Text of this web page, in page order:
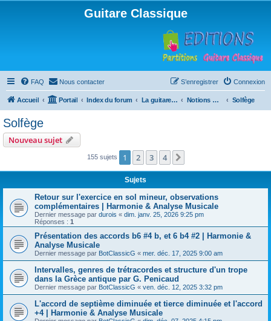
Guitare Classique
FAQ Nous contacter Connexion
S’enregistrer
Accueil Portail Index du forum La guitare : instrument, cours et théorie Notions musicales Solfège
Solfège
Nouveau sujet
155 sujets 1 2 3 4
Sujets
Retour sur l'exercice en sol mineur, observations
complémentaires | Harmonie & Analyse Musicale
Dernier message par durois « dim. janv. 25, 2026 9:25 pm
Réponses : 1
Présentation des accords b6 #4 b, et 6 b4 #2 | Harmonie &
Analyse Musicale
Dernier message par BotClassicG « mer. déc. 17, 2025 9:00 am
Intervalles, genres de trétracordes et structure d'un trope
dans la Grèce antique par G. Penicaud
Dernier message par BotClassicG « ven. déc. 12, 2025 3:32 pm
L'accord de septième diminuée et tierce diminuée et l'accord
+4 | Harmonie & Analyse Musicale